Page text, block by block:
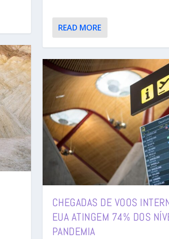
READ MORE
CHEGADAS DE VOOS
EUA ATINGEM 74% DOS
PANDEMIA